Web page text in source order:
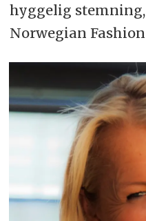
hyggelig
Norwegian